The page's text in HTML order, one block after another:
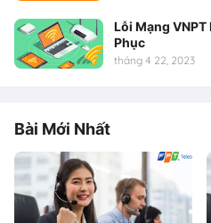
Lỗi Mạng VNPT
Phục
tháng 4 22, 2023
Bài Mới Nhất